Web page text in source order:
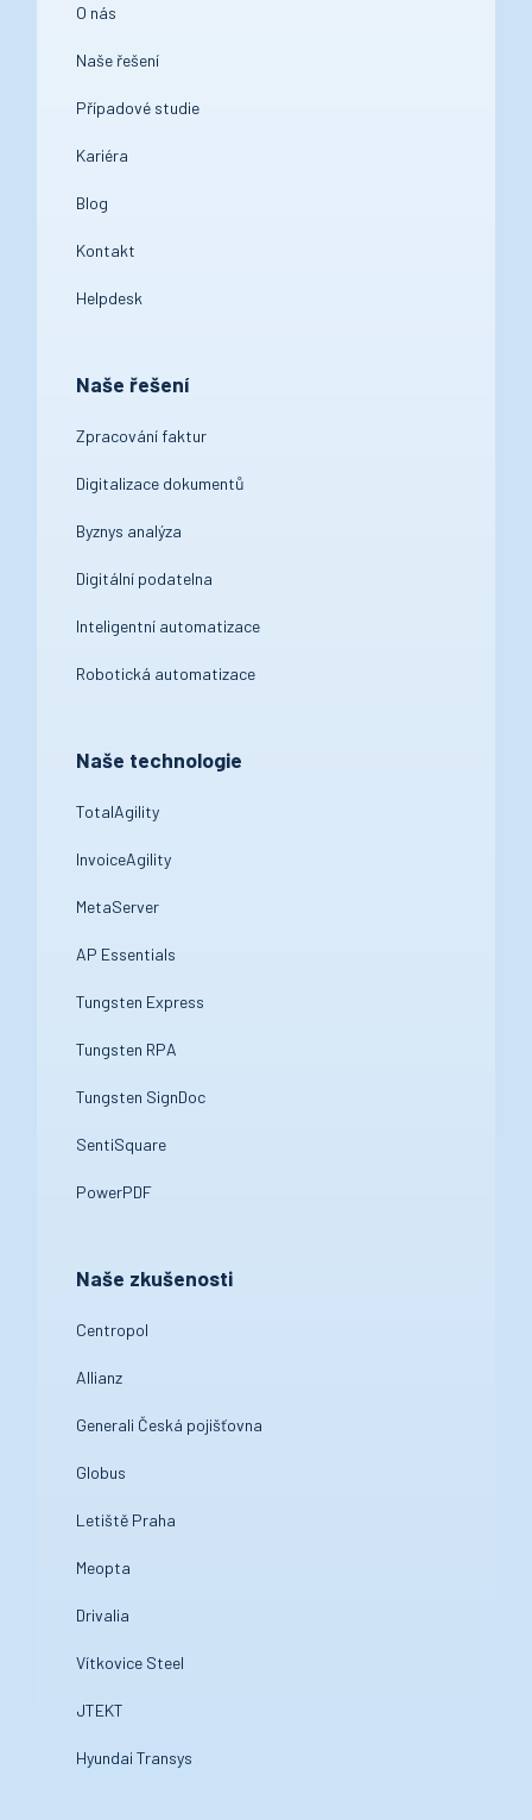
O nás
Naše řešení
Případové studie
Kariéra
Blog
Kontakt
Helpdesk
Naše řešení
Zpracování faktur
Digitalizace dokumentů
Byznys analýza
Digitální podatelna
Inteligentní automatizace
Robotická automatizace
Naše technologie
TotalAgility
InvoiceAgility
MetaServer
AP Essentials
Tungsten Express
Tungsten RPA
Tungsten SignDoc
SentiSquare
PowerPDF
Naše zkušenosti
Centropol
Allianz
Generali Česká pojišťovna
Globus
Letiště Praha
Meopta
Drivalia
Vítkovice Steel
JTEKT
Hyundai Transys